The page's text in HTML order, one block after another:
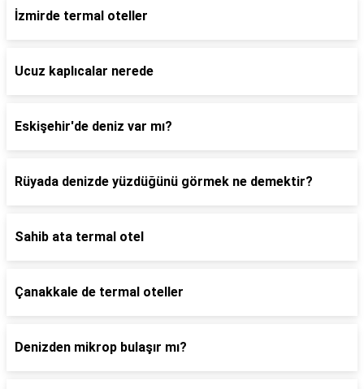
İzmirde termal oteller
Ucuz kaplıcalar nerede
Eskişehir'de deniz var mı?
Rüyada denizde yüzdüğünü görmek ne demektir?
Sahib ata termal otel
Çanakkale de termal oteller
Denizden mikrop bulaşır mı?